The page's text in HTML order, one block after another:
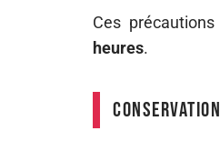
Ces
heures.